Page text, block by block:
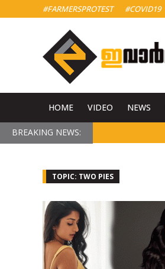
#FARMERSPROTEST #COVID19
HOME VIDEO NEWS
BREAKING NEWS:
TOPIC: TWO PIES